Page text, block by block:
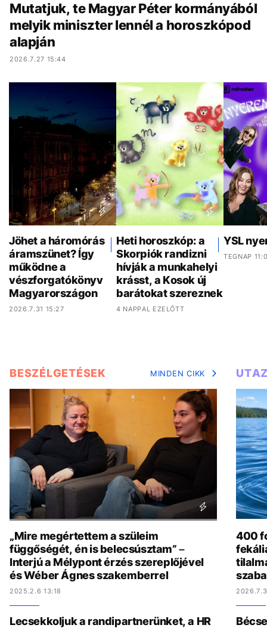
Mutatjuk, te Magyar Péter kormányából
melyik miniszter lennél a horoszkópod
alapján
2026.7.27 15:44
Jöhet a háromórás
áramszünet? Így
működne a
vészforgatókönyv
Magyarországon
2026.7.31 15:27
Heti horoszkóp: a
Skorpiók randizni
hívják a munkahelyi
krásst, a Kosok új
barátokat szereznek
4 NAPPAL EZELŐTT
YSL
TEGNAP
BESZÉLGETÉSEK MINDEN CIKK
„Mire megértettem a szüleim
függőségét, én is belecsúsztam” –
Interjú a Mélypont érzés szereplőjével
és Wéber Ágnes szakemberrel
2025.2.6 13:18
Lecsekkoljuk a randipartnerünket, a HR
400